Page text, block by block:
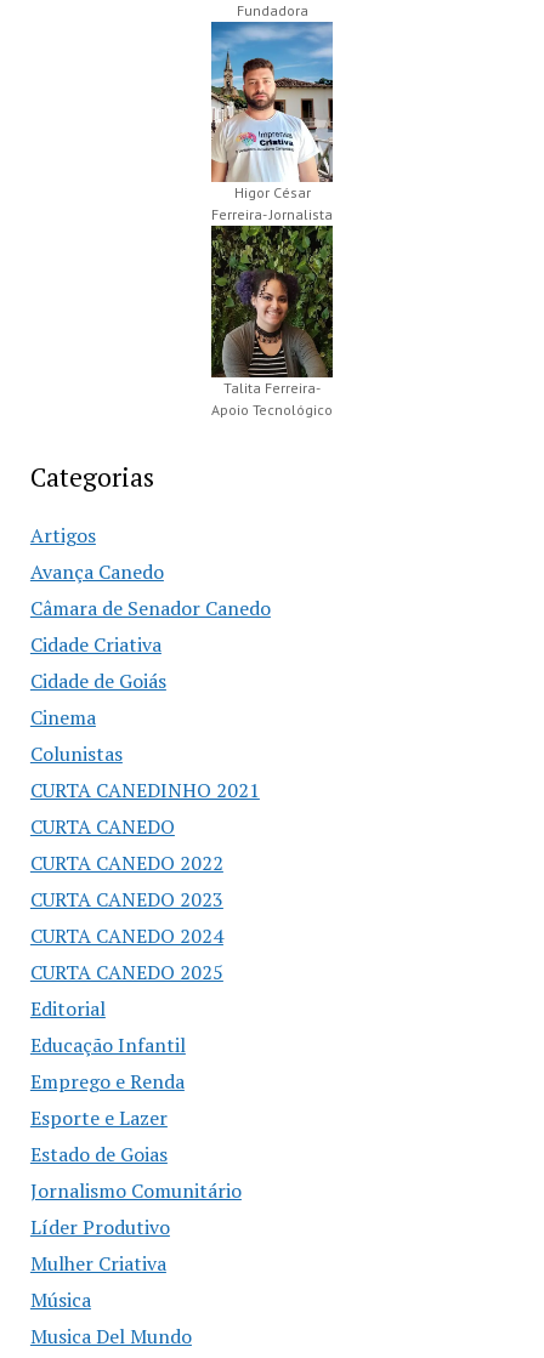
Fundadora
Higor César
Ferreira- Jornalista
Talita Ferreira-
Apoio Tecnológico
Categorias
Artigos
Avança Canedo
Câmara de Senador Canedo
Cidade Criativa
Cidade de Goiás
Cinema
Colunistas
CURTA CANEDINHO 2021
CURTA CANEDO
CURTA CANEDO 2022
CURTA CANEDO 2023
CURTA CANEDO 2024
CURTA CANEDO 2025
Editorial
Educação Infantil
Emprego e Renda
Esporte e Lazer
Estado de Goias
Jornalismo Comunitário
Líder Produtivo
Mulher Criativa
Música
Musica Del Mundo